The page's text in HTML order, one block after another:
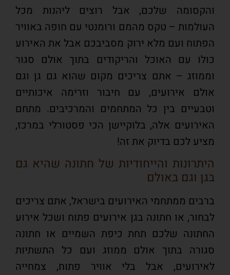
והקסומה שלכם, אבל רוצים ליהנות מכל
העולמות – טקס מהמם ורומנטי עם חופה באוויר
הפתוח ועם מלא ירוק מסביבכם אבל את האירוע
כולו עם האוכל והריקודים בתוך אולם סגור
וממוזג – אתם צריכים מקום שהוא גם גן וגם
אולם אירועים, עם חיבור וזרימה איכותיים
וטבעיים בין כל המתחמים והמרכיבים. מתחם
האירועים אלה, בלוקיישן הכי פסטורלי במרכז,
מציע לכם בדיוק את זה!
היתרונות והייחודיות של חתונה שהיא גם
בגן וגם באולם
ברבים ממתחמי האירועים בישראל, אתם צריכים
לבחור, או חתונה בגן אירועים פתוח ושכל אירוע
החתונה שלכם תחת כיפת השמיים או חתונה
סגורה בתוך אולם ממוזג ועם כל התשתיות
לאירועים, אבל בלי אוויר פתוח, צמחייה